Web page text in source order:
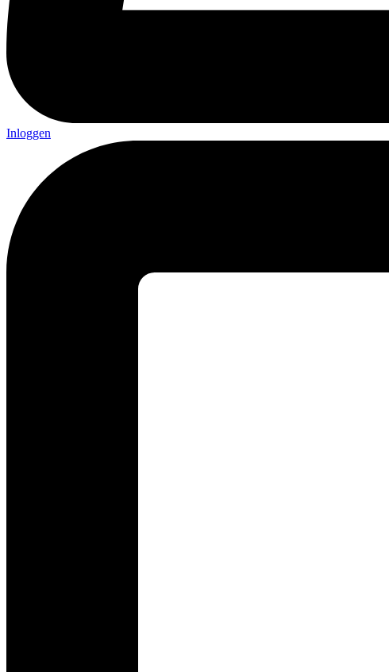
Inloggen